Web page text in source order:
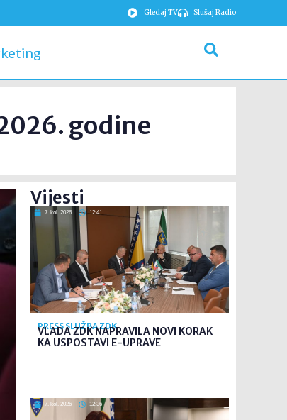
Gledaj TV Slušaj Radio
godine
Vijesti
7. kol. 2026 12:41
PRESS SLUŽBA ZDK
VLADA ZDK NAPRAVILA NOVI KORAK
KA USPOSTAVI E-UPRAVE
7. kol. 2026 12:36